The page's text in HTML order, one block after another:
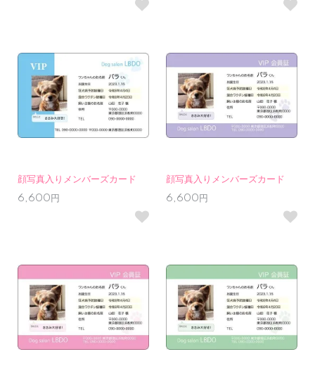
顔写真入りメンバーズカード
6,600円
顔写真入りメンバーズカード
6,600円